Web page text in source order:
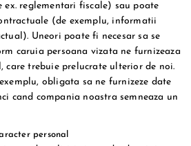
reglementari fiscale) sau poate
(de exemplu, informatii
Uneori poate fi necesar sa se
caruia persoana vizata ne furnizeaza
care trebuie prelucrate ulterior de noi.
obligata sa ne furnizeze date
cand compania noastra semneaza un
personal